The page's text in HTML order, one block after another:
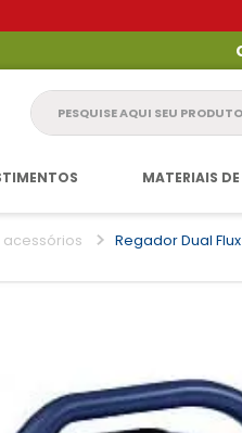
Pesquise aqui seu
MATERIAIS
acessórios Regador Dual